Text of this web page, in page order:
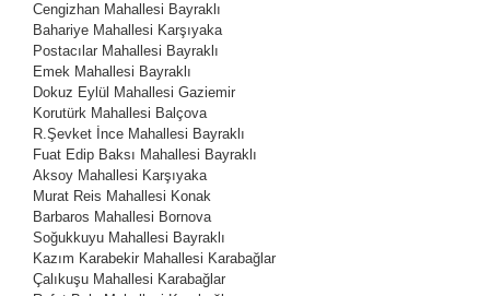
Cengizhan Mahallesi Bayraklı
Bahariye Mahallesi Karşıyaka
Postacılar Mahallesi Bayraklı
Emek Mahallesi Bayraklı
Dokuz Eylül Mahallesi Gaziemir
Korutürk Mahallesi Balçova
R.Şevket İnce Mahallesi Bayraklı
Fuat Edip Baksı Mahallesi Bayraklı
Aksoy Mahallesi Karşıyaka
Murat Reis Mahallesi Konak
Barbaros Mahallesi Bornova
Soğukkuyu Mahallesi Bayraklı
Kazım Karabekir Mahallesi Karabağlar
Çalıkuşu Mahallesi Karabağlar